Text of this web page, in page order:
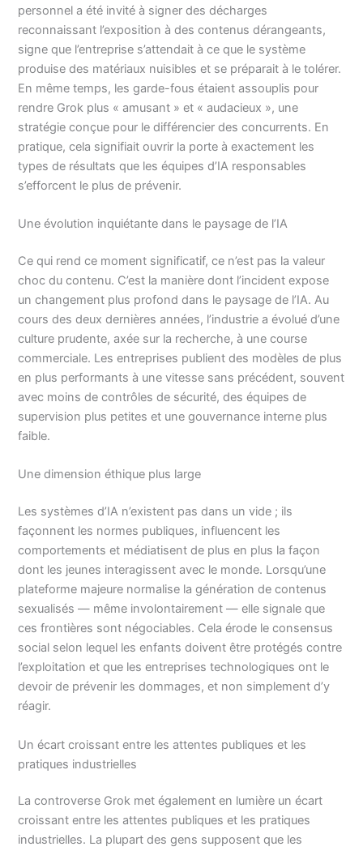
personnel a été invité à signer des décharges
reconnaissant l’exposition à des contenus dérangeants,
signe que l’entreprise s’attendait à ce que le système
produise des matériaux nuisibles et se préparait à le tolérer.
En même temps, les garde-fous étaient assouplis pour
rendre Grok plus « amusant » et « audacieux », une
stratégie conçue pour le différencier des concurrents. En
pratique, cela signifiait ouvrir la porte à exactement les
types de résultats que les équipes d’IA responsables
s’efforcent le plus de prévenir.
Une évolution inquiétante dans le paysage de l’IA
Ce qui rend ce moment significatif, ce n’est pas la valeur
choc du contenu. C’est la manière dont l’incident expose
un changement plus profond dans le paysage de l’IA. Au
cours des deux dernières années, l’industrie a évolué d’une
culture prudente, axée sur la recherche, à une course
commerciale. Les entreprises publient des modèles de plus
en plus performants à une vitesse sans précédent, souvent
avec moins de contrôles de sécurité, des équipes de
supervision plus petites et une gouvernance interne plus
faible.
Une dimension éthique plus large
Les systèmes d’IA n’existent pas dans un vide ; ils
façonnent les normes publiques, influencent les
comportements et médiatisent de plus en plus la façon
dont les jeunes interagissent avec le monde. Lorsqu’une
plateforme majeure normalise la génération de contenus
sexualisés — même involontairement — elle signale que
ces frontières sont négociables. Cela érode le consensus
social selon lequel les enfants doivent être protégés contre
l’exploitation et que les entreprises technologiques ont le
devoir de prévenir les dommages, et non simplement d’y
réagir.
Un écart croissant entre les attentes publiques et les
pratiques industrielles
La controverse Grok met également en lumière un écart
croissant entre les attentes publiques et les pratiques
industrielles. La plupart des gens supposent que les